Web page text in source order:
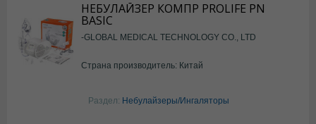
НЕБУЛАЙЗЕР КОМПР PROLIFE PN
BASIC
-GLOBAL MEDICAL TECHNOLOGY CO., LTD
Страна производитель: Китай
Раздел: Небулайзеры/Ингаляторы